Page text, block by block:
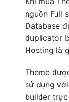
nguồn Full
Database
duplicator
Hosting là
Theme
sử dụng
buildertrực